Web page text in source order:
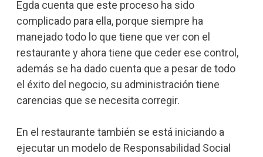
Egda cuenta que este proceso ha sido
complicado para ella, porque siempre ha
manejado todo lo que tiene que ver con el
restaurante y ahora tiene que ceder ese control,
además se ha dado cuenta que a pesar de todo
el éxito del negocio, su administración tiene
carencias que se necesita corregir.
En el restaurante también se está iniciando a
ejecutar un modelo de Responsabilidad Social